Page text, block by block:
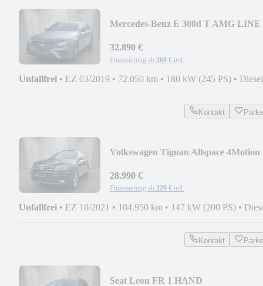
Mercedes-Benz E 300d T AMG LINE
32.890 €
Finanzierung ab 260 € mtl.
Unfallfrei • EZ 03/2019 • 72.050 km • 180 kW (245 PS) • Diesel
Kontakt
Volkswagen Tiguan Allspace 4Motion
28.990 €
Finanzierung ab 229 € mtl.
Unfallfrei • EZ 10/2021 • 104.950 km • 147 kW (200 PS) •
Kontakt
Seat Leon FR 1 HAND